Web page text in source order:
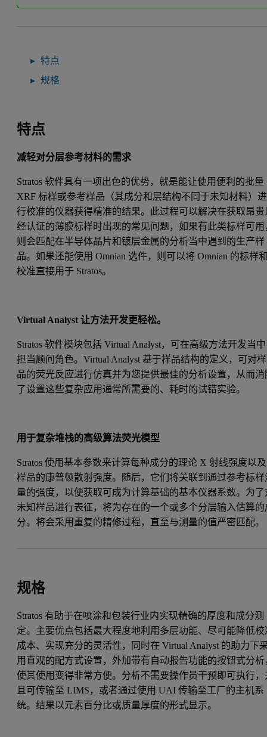
特点
规格
特点
减轻对分层参考材料的需求
Stratos 软件具有一项出色的优势，就是能让使用便利的批量
XRF 标样或参考样品（其成分和层结构不同于未知材料）进
行校准的仪器获得精准的结果。此过程可以解决在获取昂贵
经认证的薄膜标样时出现的常见问题，如果有此类标样可用
则会匹配在半导体晶片和镀层金属的分析当中遇到的生产样
品。如果还能使用 Omnian 选件，则可以将 Omnian 的标样
校准直接用于 Stratos。
Virtual Analyst 让方法开发更轻松。
Stratos 软件模块包括 Virtual Analyst，可在高级方法开发当中
担当顾问角色。Virtual Analyst 基于样品结构的定义，可对样
品的荧光反应进行仿真并为您提供最佳的分析设置，从而消
了设置这些复杂应用通常所需要的、耗时的试错实验。
用于复杂堆栈的高级算法荧光模型
Stratos 使用基本参数来计算每种成分的理论 X 射线强度以及
样品的康普顿散射强度。随后，它们将关联到通过参考标样
量的强度，以便获取可成为计算基础的基本仪器系数。为了
未知样品进行表征，将为存在的一个或多个分层输入估算的
分。将会采用重复的精修过程，直至与测量的值严密匹配。
规格
Stratos 有助于在喷涂和包装行业内实现精确的厚度和成分测
定。主要优点包括最大程度地利用多层功能、尽可能降低校
成本、实现充分的灵活性，同时在 Virtual Analyst 的助力下
用直观的配方式设置，外加带有自动报告功能的按钮式分析
使其使用变得非常方便。分析不需要操作员干预即可执行，
且可传输至 LIMS，或者通过使用 UAI 传输至工厂的主机系
统。结果以元素百分比或质量厚度的形式显示。